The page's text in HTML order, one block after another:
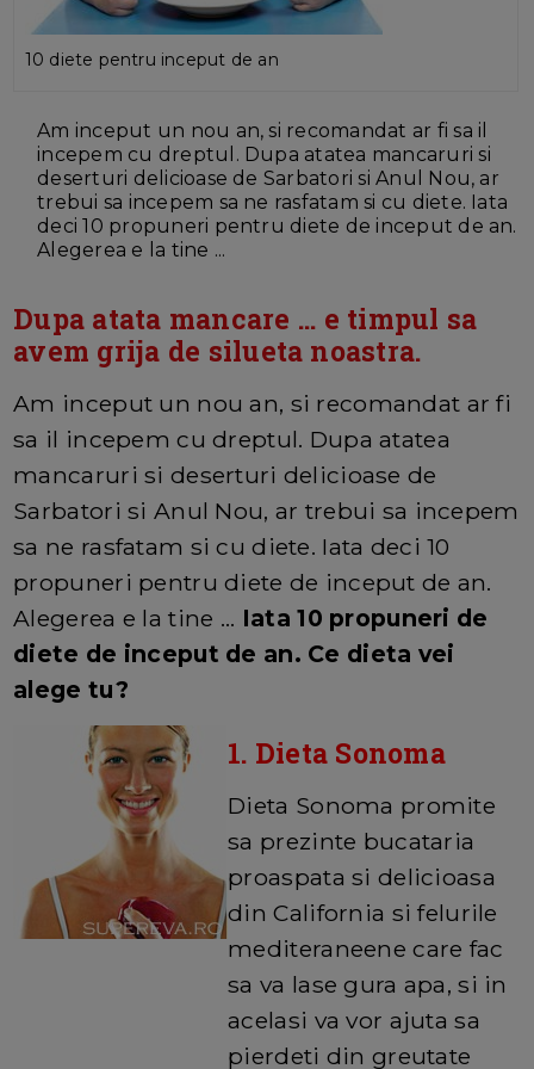
10 diete pentru inceput de an
Am inceput un nou an, si recomandat ar fi sa il
incepem cu dreptul. Dupa atatea mancaruri si
deserturi delicioase de Sarbatori si Anul Nou, ar
trebui sa incepem sa ne rasfatam si cu diete. Iata
deci 10 propuneri pentru diete de inceput de an.
Alegerea e la tine ...
Dupa atata mancare ... e timpul sa
avem grija de silueta noastra.
Am inceput un nou an, si recomandat ar fi
sa il incepem cu dreptul. Dupa atatea
mancaruri si deserturi delicioase de
Sarbatori si Anul Nou, ar trebui sa incepem
sa ne rasfatam si cu diete. Iata deci 10
propuneri pentru diete de inceput de an.
Alegerea e la tine ... Iata 10 propuneri de
diete de inceput de an. Ce dieta vei
alege tu?
1. Dieta Sonoma
Dieta Sonoma promite
sa prezinte bucataria
proaspata si delicioasa
din California si felurile
mediteraneene care fac
sa va lase gura apa, si in
acelasi va vor ajuta sa
pierdeti din greutate